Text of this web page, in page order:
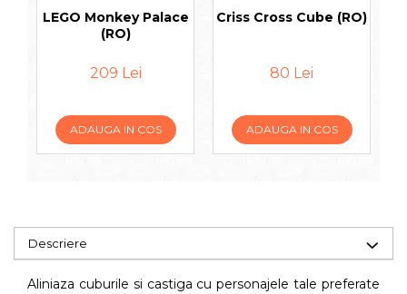
LEGO Monkey Palace
(RO)
209 Lei
ADAUGA IN COS
Criss Cross Cube (RO)
80 Lei
ADAUGA IN COS
Descriere
Aliniaza cuburile si castiga cu personajele tale preferate